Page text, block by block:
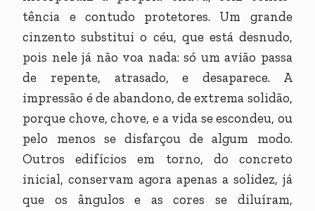
tência e contudo protetores. Um grande
cinzento substitui o céu, que está desnudo,
pois nele já não voa nada: só um avião passa
de repente, atrasado, e desaparece. A
impressão é de abandono, de extrema solidão,
porque chove, chove, e a vida se escondeu, ou
pelo menos se disfarçou de algum modo.
Outros edifícios em torno, do concreto
inicial, conservam agora apenas a solidez, já
que os ângulos e as cores se diluíram,